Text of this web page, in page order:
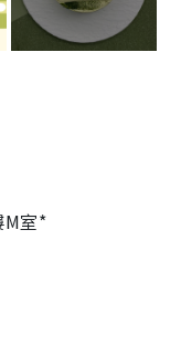
M室*